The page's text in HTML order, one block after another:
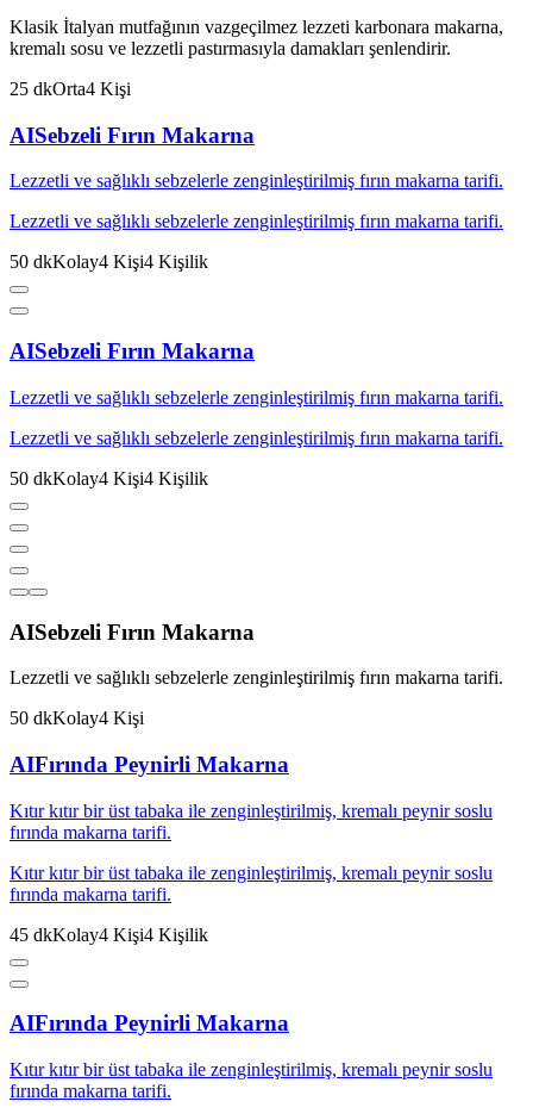
Klasik İtalyan mutfağının vazgeçilmez lezzeti karbonara makarna,
kremalı sosu ve lezzetli pastırmasıyla damakları şenlendirir.
25 dkOrta4 Kişi
AISebzeli Fırın Makarna
Lezzetli ve sağlıklı sebzelerle zenginleştirilmiş fırın makarna tarifi.
Lezzetli ve sağlıklı sebzelerle zenginleştirilmiş fırın makarna tarifi.
50 dkKolay4 Kişi4 Kişilik
AISebzeli Fırın Makarna
Lezzetli ve sağlıklı sebzelerle zenginleştirilmiş fırın makarna tarifi.
Lezzetli ve sağlıklı sebzelerle zenginleştirilmiş fırın makarna tarifi.
50 dkKolay4 Kişi4 Kişilik
AISebzeli Fırın Makarna
Lezzetli ve sağlıklı sebzelerle zenginleştirilmiş fırın makarna tarifi.
50 dkKolay4 Kişi
AIFırında Peynirli Makarna
Kıtır kıtır bir üst tabaka ile zenginleştirilmiş, kremalı peynir soslu
fırında makarna tarifi.
Kıtır kıtır bir üst tabaka ile zenginleştirilmiş, kremalı peynir soslu
fırında makarna tarifi.
45 dkKolay4 Kişi4 Kişilik
AIFırında Peynirli Makarna
Kıtır kıtır bir üst tabaka ile zenginleştirilmiş, kremalı peynir soslu
fırında makarna tarifi.